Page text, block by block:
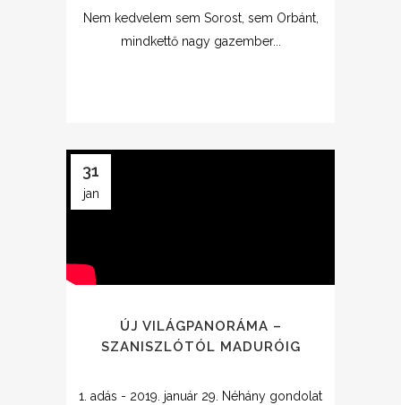
Nem kedvelem sem Sorost, sem Orbánt,
mindkettő nagy gazember...
31
jan
ÚJ VILÁGPANORÁMA –
SZANISZLÓTÓL MADURÓIG
1. adás - 2019. január 29. Néhány gondolat